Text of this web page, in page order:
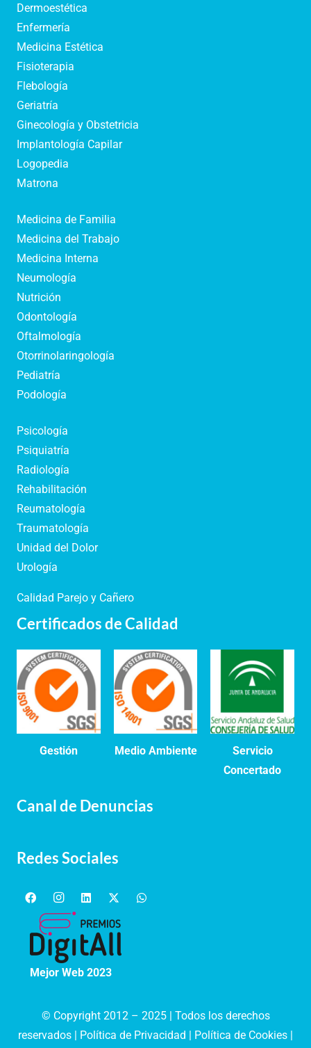
Dermoestética
Enfermería
Medicina Estética
Fisioterapia
Flebología
Geriatría
Ginecología y Obstetricia
Implantología Capilar
Logopedia
Matrona
Medicina de Familia
Medicina del Trabajo
Medicina Interna
Neumología
Nutrición
Odontología
Oftalmología
Otorrinolaringología
Pediatría
Podología
Psicología
Psiquiatría
Radiología
Rehabilitación
Reumatología
Traumatología
Unidad del Dolor
Urología
Calidad Parejo y Cañero
Certificados de Calidad
Gestión Medio Ambiente
Servicio
Concertado
Canal de Denuncias
Redes Sociales
Mejor Web 2023
© Copyright 2012 – 2025 | Todos los derechos
reservados | Política de Privacidad | Política de Cookies |